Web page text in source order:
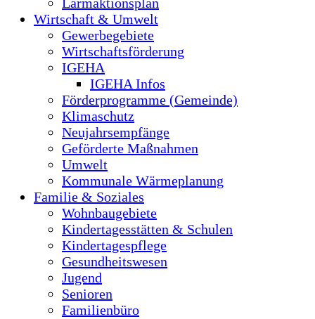
Wirtschaft & Umwelt
Gewerbegebiete
Wirtschaftsförderung
IGEHA
IGEHA Infos
Förderprogramme (Gemeinde)
Klimaschutz
Neujahrsempfänge
Geförderte Maßnahmen
Umwelt
Kommunale Wärmeplanung
Familie & Soziales
Wohnbaugebiete
Kindertagesstätten & Schulen
Kindertagespflege
Gesundheitswesen
Jugend
Senioren
Familienbüro